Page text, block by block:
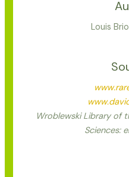
Louis
Wroblewski Library of
Sciences: